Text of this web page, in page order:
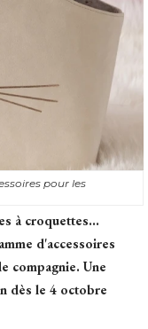
pour les
à croquettes...
d'accessoires
compagnie. Une
dès le 4 octobre